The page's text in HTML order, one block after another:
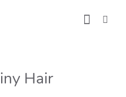
Hair